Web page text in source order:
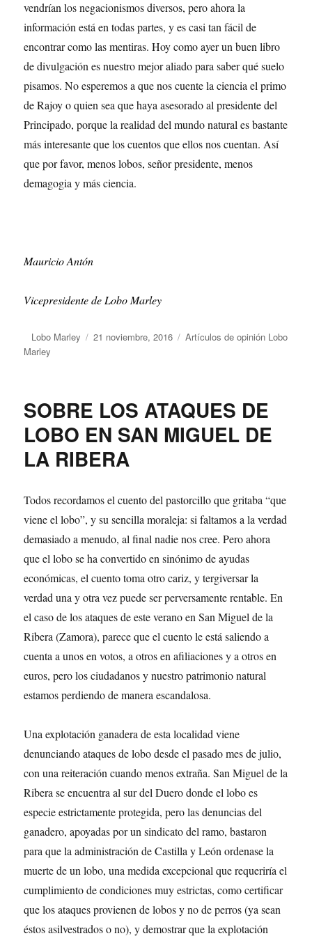
vendrían los negacionismos diversos, pero ahora la
información está en todas partes, y es casi tan fácil de
encontrar como las mentiras. Hoy como ayer un buen libro
de divulgación es nuestro mejor aliado para saber qué suelo
pisamos. No esperemos a que nos cuente la ciencia el primo
de Rajoy o quien sea que haya asesorado al presidente del
Principado, porque la realidad del mundo natural es bastante
más interesante que los cuentos que ellos nos cuentan. Así
que por favor, menos lobos, señor presidente, menos
demagogia y más ciencia.
Mauricio Antón
Vicepresidente de Lobo Marley
Autor
Lobo Marley
Publicado
21 noviembre, 2016 Categorías
Artículos de opinión Lobo
Marley
SOBRE LOS ATAQUES DE
LOBO EN SAN MIGUEL DE
LA RIBERA
Todos recordamos el cuento del pastorcillo que gritaba “que
viene el lobo”, y su sencilla moraleja: si faltamos a la verdad
demasiado a menudo, al final nadie nos cree. Pero ahora
que el lobo se ha convertido en sinónimo de ayudas
económicas, el cuento toma otro cariz, y tergiversar la
verdad una y otra vez puede ser perversamente rentable. En
el caso de los ataques de este verano en San Miguel de la
Ribera (Zamora), parece que el cuento le está saliendo a
cuenta a unos en votos, a otros en afiliaciones y a otros en
euros, pero los ciudadanos y nuestro patrimonio natural
estamos perdiendo de manera escandalosa.
Una explotación ganadera de esta localidad viene
denunciando ataques de lobo desde el pasado mes de julio,
con una reiteración cuando menos extraña. San Miguel de la
Ribera se encuentra al sur del Duero donde el lobo es
especie estrictamente protegida, pero las denuncias del
ganadero, apoyadas por un sindicato del ramo, bastaron
para que la administración de Castilla y León ordenase la
muerte de un lobo, una medida excepcional que requeriría el
cumplimiento de condiciones muy estrictas, como certificar
que los ataques provienen de lobos y no de perros (ya sean
éstos asilvestrados o no), y demostrar que la explotación